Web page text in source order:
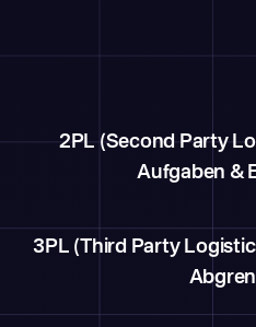
2PL (Second Party
Aufgaben &
3PL (Third Party